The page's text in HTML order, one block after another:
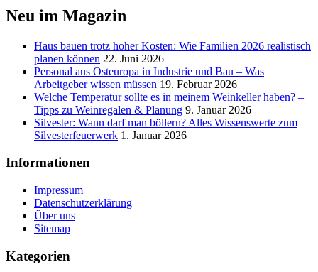
Neu im Magazin
Haus bauen trotz hoher Kosten: Wie Familien 2026 realistisch
planen können 22. Juni 2026
Personal aus Osteuropa in Industrie und Bau – Was
Arbeitgeber wissen müssen 19. Februar 2026
Welche Temperatur sollte es in meinem Weinkeller haben? –
Tipps zu Weinregalen & Planung 9. Januar 2026
Silvester: Wann darf man böllern? Alles Wissenswerte zum
Silvesterfeuerwerk 1. Januar 2026
Informationen
Impressum
Datenschutzerklärung
Über uns
Sitemap
Kategorien